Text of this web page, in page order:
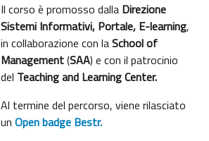
Il corso è promosso dalla Direzione
Sistemi Informativi, Portale, E-learning,
in collaborazione con laSchool of
Management(SAA) e con il patrocinio
del Teaching and Learning Center.
Al termine del percorso, viene rilasciato
unOpen badge Bestr.